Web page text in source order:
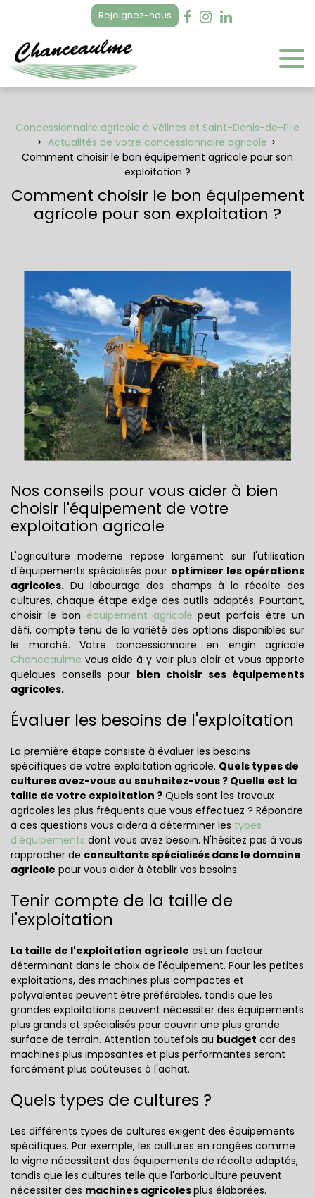
Rejoignez-nous
Concessionnaire agricole à Vélines et Saint-Denis-de-Pile
Actualités de votre concessionnaire agricole
Comment choisir le bon équipement agricole pour son
exploitation ?
Comment choisir le bon équipement
agricole pour son exploitation ?
Nos conseils pour vous aider à bien
choisir l'équipement de votre
exploitation agricole
L'agriculture moderne repose largement sur l'utilisation
d'équipements spécialisés pour optimiser les opérations
agricoles. Du labourage des champs à la récolte des
cultures, chaque étape exige des outils adaptés. Pourtant,
choisir le bon équipement agricole peut parfois être un
défi, compte tenu de la variété des options disponibles sur
le marché. Votre concessionnaire en engin agricole
Chanceaulme vous aide à y voir plus clair et vous apporte
quelques conseils pour bien choisir ses équipements
agricoles.
Évaluer les besoins de l'exploitation
La première étape consiste à évaluer les besoins
spécifiques de votre exploitation agricole. Quels types de
cultures avez-vous ou souhaitez-vous ? Quelle est la
taille de votre exploitation ? Quels sont les travaux
agricoles les plus fréquents que vous effectuez ? Répondre
à ces questions vous aidera à déterminer les types
d'équipements dont vous avez besoin. N'hésitez pas à vous
rapprocher de consultants spécialisés dans le domaine
agricole pour vous aider à établir vos besoins.
Tenir compte de la taille de
l'exploitation
La taille de l'exploitation agricole est un facteur
déterminant dans le choix de l'équipement. Pour les petites
exploitations, des machines plus compactes et
polyvalentes peuvent être préférables, tandis que les
grandes exploitations peuvent nécessiter des équipements
plus grands et spécialisés pour couvrir une plus grande
surface de terrain. Attention toutefois au budget car des
machines plus imposantes et plus performantes seront
forcément plus coûteuses à l'achat.
Quels types de cultures ?
Les différents types de cultures exigent des équipements
spécifiques. Par exemple, les cultures en rangées comme
la vigne nécessitent des équipements de récolte adaptés,
tandis que les cultures telle que l'arboriculture peuvent
nécessiter des machines agricolesplus élaborées.
Panneau de gestion des cookies